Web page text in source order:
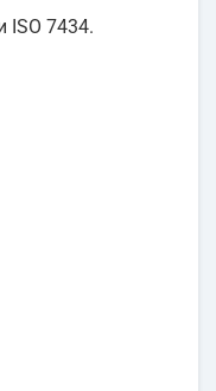
ISO 7434.